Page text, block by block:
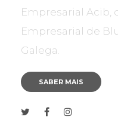
Empresarial Acib,
Empresarial de
Galega.
SABER MAIS